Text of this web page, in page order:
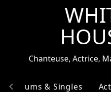
Chanteuse, Actrice,
Albums & Singles
chevron_left